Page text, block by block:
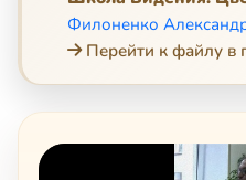
Филоненко
Перейти к файлу в